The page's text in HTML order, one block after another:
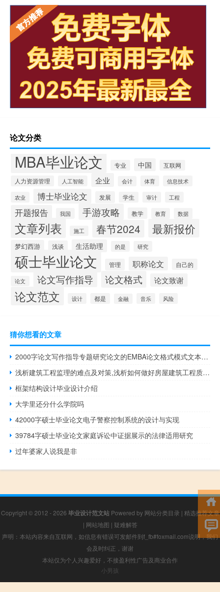
论文分类
MBA毕业论文 专业 中国
互联网
人力资源管理
人工智能 企业 会计 体育 信息技术
农业 博士毕业论文 发展 学生 审计 工程
开题报告 我国 手游攻略 教学 教育 数据
文章列表 施工 春节2024 最新报价
梦幻西游 浅谈 生活助理 的是 研究
硕士毕业论文 管理 职称论文 自己的
论文 论文写作指导 论文格式 论文致谢
论文范文 设计 都是 金融 音乐 风险
猜你想看的文章
2000字论文写作指导专题研究论文的EMBA论文格式模式文本写作思路
浅析建筑工程监理的难点及对策,浅析如何做好房屋建筑工程质量监督工作
框架结构设计毕业设计介绍
大学里还分什么学院吗
42000字硕士毕业论文电子警察控制系统的设计与实现
39784字硕士毕业论文家庭诉讼中证据展示的法律适用研究
过年婆家人说我是非
Copyright © 2012 - 2026 毕业设计范文站Powered by 网站分类目录 | 精选推荐文章
| 网站地图 | 疑难解答
声明：本站内容来自互联网，如信息有错误可发邮件到f_fb#foxmail.com说明，我们
会及时纠正，谢谢
本站仅为个人兴趣爱好，不接盈利性广告及商业合作
小男孩